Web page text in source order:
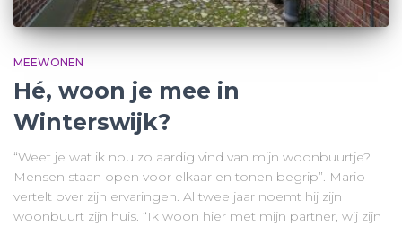
MEEWONEN
Hé, woon je mee in
Winterswijk?
“Weet je wat ik nou zo aardig vind van mijn woonbuurtje?
Mensen staan open voor elkaar en tonen begrip”. Mario
vertelt over zijn ervaringen. Al twee jaar noemt hij zijn
woonbuurt zijn huis. “Ik woon hier met mijn partner, wij zijn